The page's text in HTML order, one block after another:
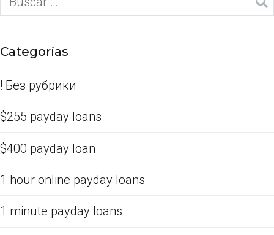
Categorías
! Без рубрики
$255 payday loans
$400 payday loan
1 hour online payday loans
1 minute payday loans